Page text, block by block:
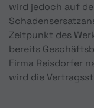
wird jedoch auf
Zeitpunkt des
bereits
Firma Reisdorfer
wird die